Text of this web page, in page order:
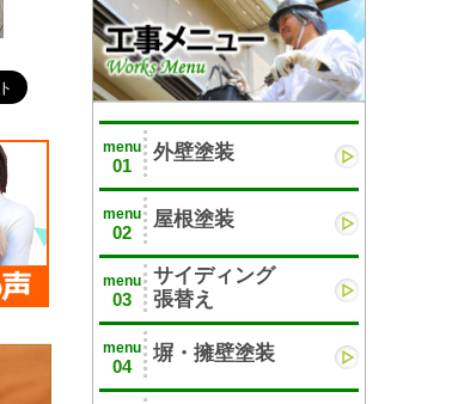
menu
01
外壁塗装
menu
02
屋根塗装
menu
03
サイディング
張替え
menu
04
塀・擁壁塗装